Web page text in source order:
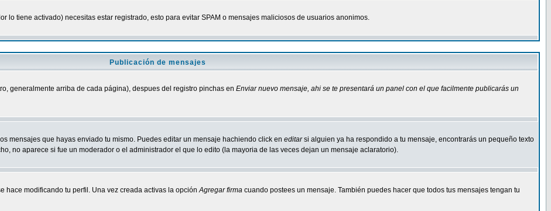
lo tiene activado) necesitas estar registrado, esto para evitar SPAM o mensajes maliciosos de usuarios anonimos.
Publicación de mensajes
generalmente arriba de cada página), despues del registro pinchas en Enviar nuevo mensaje, ahi se te presentará un panel con el que facilmente publicarás un
mensajes que hayas enviado tu mismo. Puedes editar un mensaje hachiendo click en editarsi alguien ya ha respondido a tu mensaje, encontrarás un pequeño texto
no aparece si fue un moderador o el administrador el que lo edito (la mayoria de las veces dejan un mensaje aclaratorio).
hace modificando tu perfil. Una vez creada activas la opciónAgregar firma cuando postees un mensaje. También puedes hacer que todos tus mensajes tengan tu